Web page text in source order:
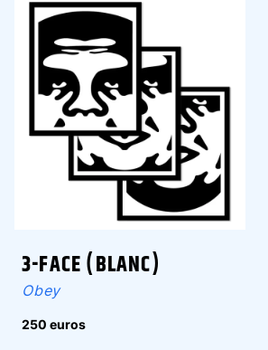
3-FACE (BLANC)
Obey
250 euros